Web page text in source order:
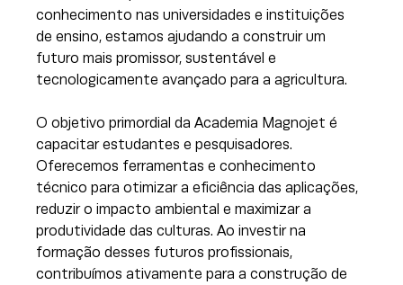
conhecimento nas universidades e instituições
de ensino, estamos ajudando a construir um
futuro mais promissor, sustentável e
tecnologicamente avançado para a agricultura.
O objetivo primordial da Academia Magnojet é
capacitar estudantes e pesquisadores.
Oferecemos ferramentas e conhecimento
técnico para otimizar a eficiência das aplicações,
reduzir o impacto ambiental e maximizar a
produtividade das culturas. Ao investir na
formação desses futuros profissionais,
contribuímos ativamente para a construção de